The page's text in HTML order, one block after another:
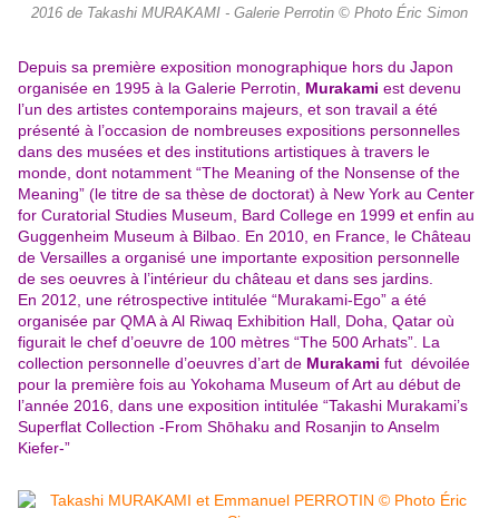
2016 de Takashi MURAKAMI - Galerie Perrotin © Photo Éric Simon
Depuis sa première exposition monographique hors du Japon
organisée en 1995 à la Galerie Perrotin, Murakami est devenu
l’un des artistes contemporains majeurs, et son travail a été
présenté à l’occasion de nombreuses expositions personnelles
dans des musées et des institutions artistiques à travers le
monde, dont notamment “The Meaning of the Nonsense of the
Meaning” (le titre de sa thèse de doctorat) à New York au Center
for Curatorial Studies Museum, Bard College en 1999 et enfin au
Guggenheim Museum à Bilbao. En 2010, en France, le Château
de Versailles a organisé une importante exposition personnelle
de ses oeuvres à l’intérieur du château et dans ses jardins.
En 2012, une rétrospective intitulée “Murakami-Ego” a été
organisée par QMA à Al Riwaq Exhibition Hall, Doha, Qatar où
figurait le chef d’oeuvre de 100 mètres “The 500 Arhats”. La
collection personnelle d’oeuvres d’art de Murakami fut dévoilée
pour la première fois au Yokohama Museum of Art au début de
l’année 2016, dans une exposition intitulée “Takashi Murakami’s
Superflat Collection -From Shōhaku and Rosanjin to Anselm
Kiefer-”